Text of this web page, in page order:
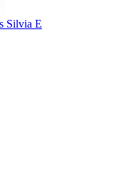
Silvia E